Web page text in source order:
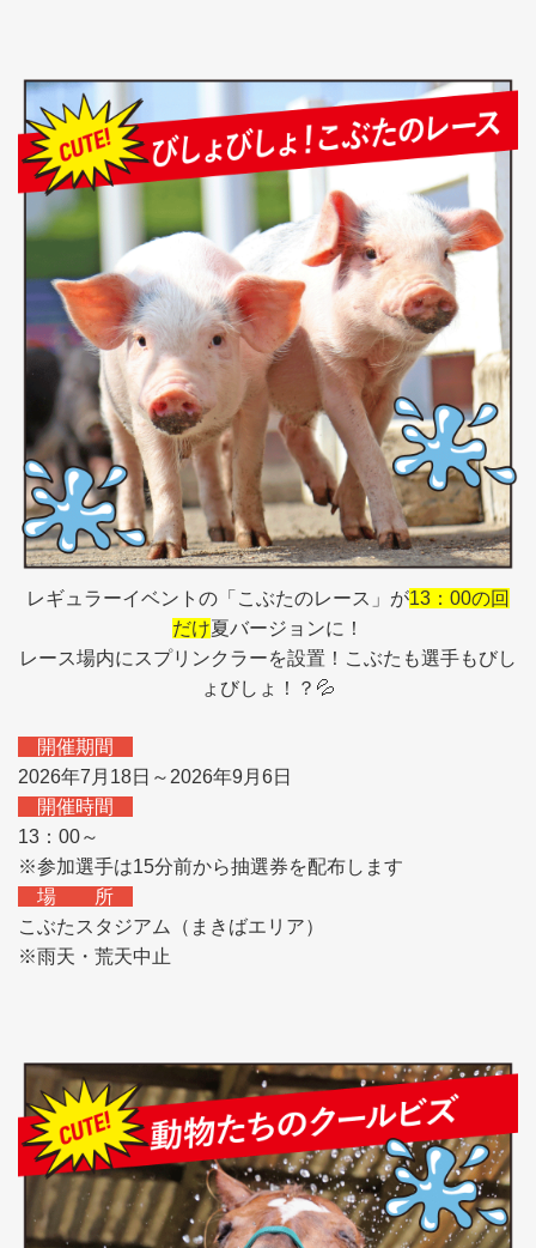
レギュラーイベントの「こぶたのレース」が13：00の回
だけ夏バージョンに！
レース場内にスプリンクラーを設置！こぶたも選手もびし
ょびしょ！？💦
開催期間
2026年7月18日～2026年9月6日
開催時間
13：00～
※参加選手は15分前から抽選券を配布します
場 所
こぶたスタジアム（まきばエリア）
※雨天・荒天中止